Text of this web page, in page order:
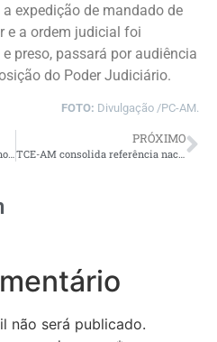
expedição de mandado de
e a ordem judicial foi
preso, passará por audiência
do Poder Judiciário.
FOTO: Divulgação /PC-AM.
PRÓXIMO
TCE-AM consolida referência nacional ao lançar Manual de Controle das Políticas Penais em Brasília
não será publicado.